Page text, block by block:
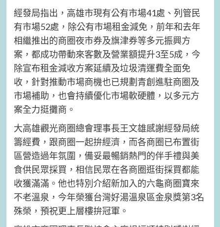
經發局指出，高雄市現有公有市場41處、列管民
有市場52處，除公有市場租金減免，前年和去年
相繼推出的商圈夜市券及旗津券等多元振興方
案，都成功帶動來客數及營業額提升3至5成，今
除宣布租金減收方案延續及垃圾清運費全面免
收，針對推動市場商機也已規劃青創進駐商圈及
市場補助，也會持續優化市場軟硬體，以多元方
案全力挺攤商。
大高雄觀光商圈總會理事長王文雄感謝經發局統
籌經費，跟商圈一起拚經濟，而各商圈已布置街
區營造過年氛圍，備妥最暢銷熱門的伴手禮與美
食供民眾採買，相信民眾在各商圈逛街採買都能
收獲滿滿。他也特別介紹新加入的六龜商圈寶來
不老溫泉，今年榮獲台灣好湯溫泉區金泉獎第3名
殊榮，預祝更上層樓拚冠軍。